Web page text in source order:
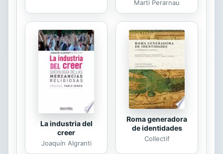
Marti Perarnau
La industria del
creer
Joaquín Algranti
Roma generadora
de identidades
Collectif